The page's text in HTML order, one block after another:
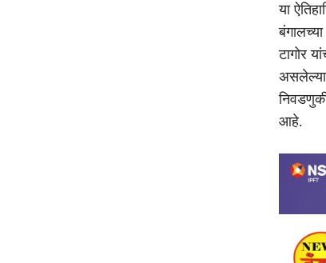
या
टागोर
असलेल्या
आहे.